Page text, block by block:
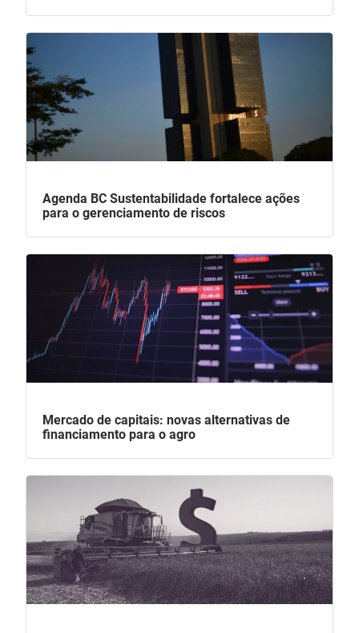
Agenda BC Sustentabilidade fortalece ações
para o gerenciamento de riscos
Mercado de capitais: novas alternativas de
financiamento para o agro